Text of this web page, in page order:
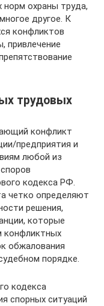
охраны труда,
другое. К
конфликтов
привлечение
трудовых
конфликт
предприятия и
любой из
кодекса РФ.
четко определяют
решения,
которые
конфликтных
обжалования
порядке.
кодекса
спорных ситуаций